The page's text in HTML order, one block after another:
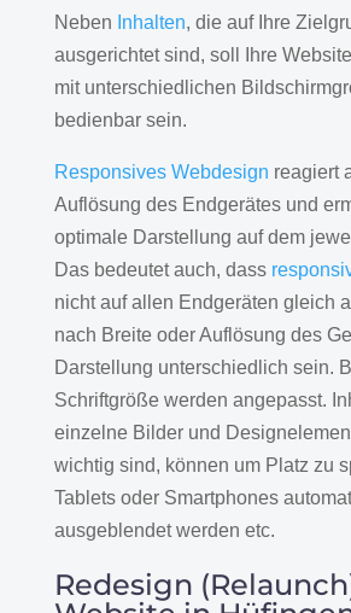
Neben Inhalten, die auf Ihre
ausgerichtet sind, soll Ihre
mit unterschiedlichen
bedienbar sein.
Responsives Webdesign reagiert
Auflösung des Endgerätes und
optimale Darstellung auf dem
Das bedeutet auch, dass
nicht auf allen Endgeräten gleich
nach Breite oder Auflösung des
Darstellung unterschiedlich sein.
Schriftgröße werden angepasst.
einzelne Bilder und
wichtig sind, können um Platz zu
Tablets oder Smartphones
ausgeblendet werden etc.
Redesign